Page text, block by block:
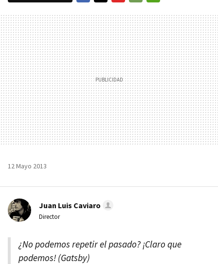
MAIL
12 Mayo 2013
Juan Luis Caviaro
Director
¿No podemos repetir el pasado? ¡Claro que
podemos! (Gatsby)